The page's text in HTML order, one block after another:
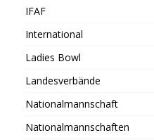
IFAF
International
Ladies Bowl
Landesverbände
Nationalmannschaft
Nationalmannschaften